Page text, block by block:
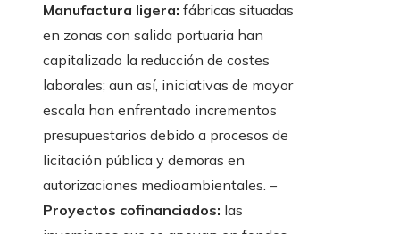
Manufactura ligera: fábricas situadas
en zonas con salida portuaria han
capitalizado la reducción de costes
laborales; aun así, iniciativas de mayor
escala han enfrentado incrementos
presupuestarios debido a procesos de
licitación pública y demoras en
autorizaciones medioambientales. –
Proyectos cofinanciados: las